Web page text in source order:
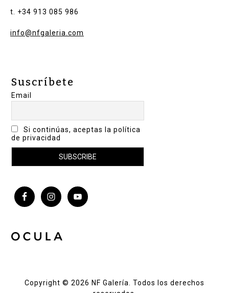
t. +34 913 085 986
info@nfgaleria.com
Suscríbete
Email
Si continúas, aceptas la política
de privacidad
Copyright © 2026 NF Galería. Todos los derechos